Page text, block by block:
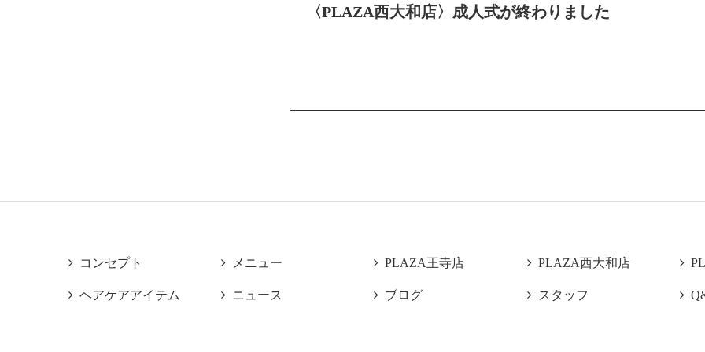
〈PLAZA西大和店〉成人式が終わりました
 コンセプト  メニュー  PLAZA王寺店  PLAZA西大和店 
 ヘアケアアイテム  ニュース  ブログ  スタッフ 